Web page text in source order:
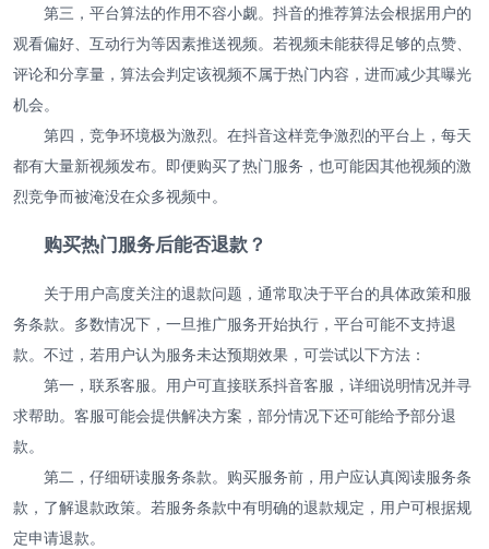
第三，平台算法的作用不容小觑。抖音的推荐算法会根据用户的
观看偏好、互动行为等因素推送视频。若视频未能获得足够的点赞、
评论和分享量，算法会判定该视频不属于热门内容，进而减少其曝光
机会。
第四，竞争环境极为激烈。在抖音这样竞争激烈的平台上，每天
都有大量新视频发布。即便购买了热门服务，也可能因其他视频的激
烈竞争而被淹没在众多视频中。
购买热门服务后能否退款？
关于用户高度关注的退款问题，通常取决于平台的具体政策和服
务条款。多数情况下，一旦推广服务开始执行，平台可能不支持退
款。不过，若用户认为服务未达预期效果，可尝试以下方法：
第一，联系客服。用户可直接联系抖音客服，详细说明情况并寻
求帮助。客服可能会提供解决方案，部分情况下还可能给予部分退
款。
第二，仔细研读服务条款。购买服务前，用户应认真阅读服务条
款，了解退款政策。若服务条款中有明确的退款规定，用户可根据规
定申请退款。